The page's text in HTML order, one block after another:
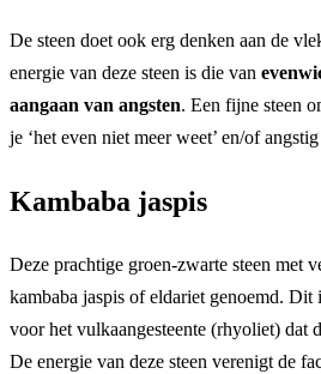
De steen doet ook erg denken aan de
energie van deze steen is die van
aangaan van angsten. Een fijne steen
je ‘het even niet meer weet’ en/of
Kambaba jaspis
Deze prachtige groen-zwarte steen met
kambaba jaspis of eldariet genoemd. Dit
voor het vulkaangesteente (rhyoliet) dat
De energie van deze steen verenigt de